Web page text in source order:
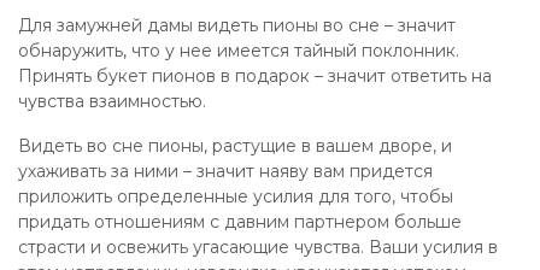
Для замужней дамы видеть пионы во сне – значит
обнаружить, что у нее имеется тайный поклонник.
Принять букет пионов в подарок – значит ответить на
чувства взаимностью.
Видеть во сне пионы, растущие в вашем дворе, и
ухаживать за ними – значит наяву вам придется
приложить определенные усилия для того, чтобы
придать отношениям с давним партнером больше
страсти и освежить угасающие чувства. Ваши усилия в